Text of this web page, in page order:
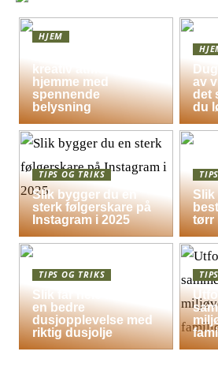
HJEM
kreativ atmosfære
hjemme med
spennende
belysning
av
det
du
TIPS OG TRIKS
Slik bygger du en
sterk følgerskare på
Instagram i 2025
Slik
tørr
TIPS OG TRIKS
Slik får hele familien
en bedre
dusjopplevelse med
riktig dusjolje